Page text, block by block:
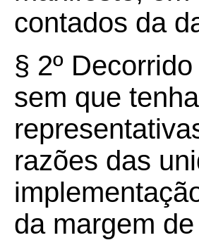
contados da
§ 2º
sem que
razões das
da margem